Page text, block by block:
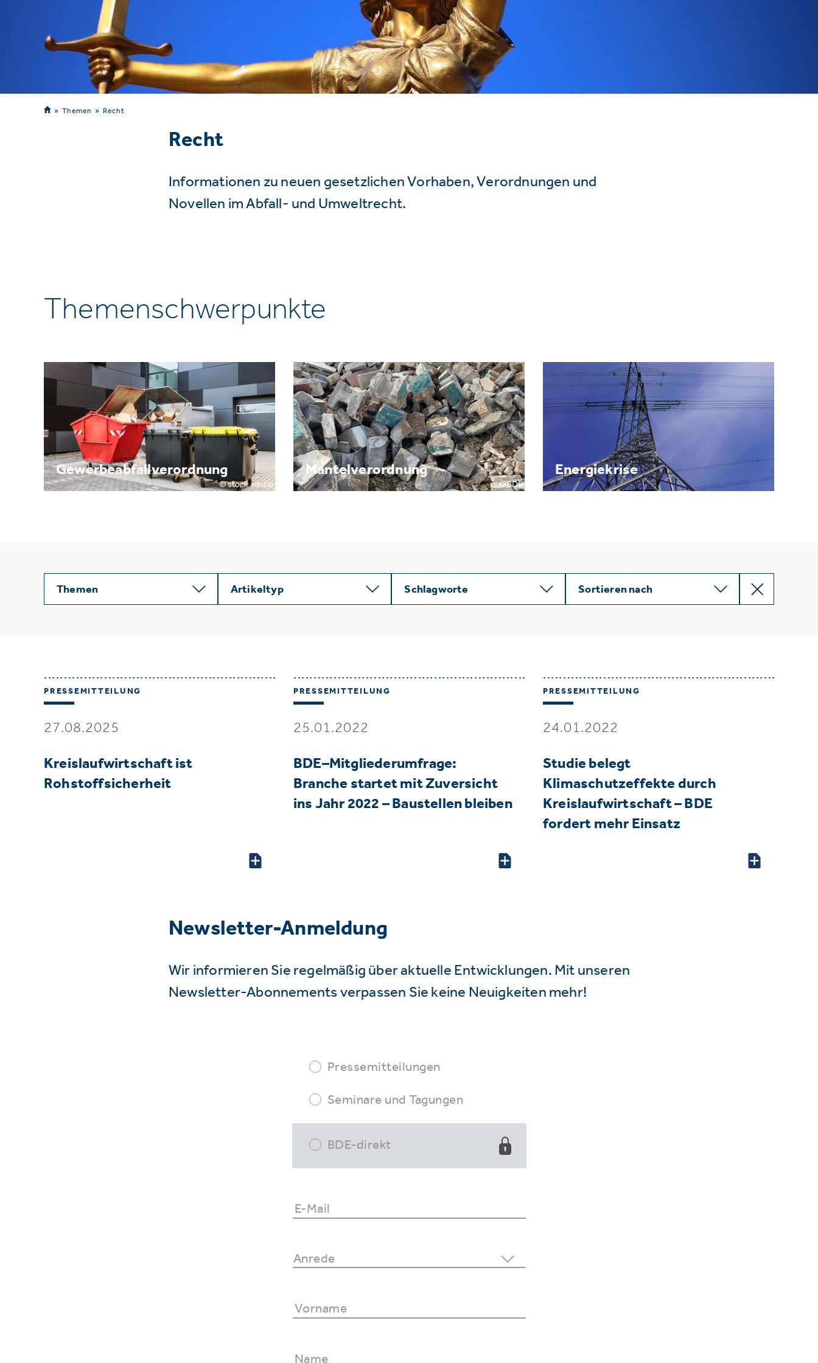
Themen Recht
Recht
Informationen zu neuen gesetzlichen Vorhaben, Verordnungen und
Novellen im Abfall- und Umweltrecht.
Themenschwerpunkte
Gewerbeabfallverordnung Mantelverordnung Energiekrise
Themen Artikeltyp Schlagworte Sortieren nach
PRESSEMITTEILUNG
27.08.2025
Kreislaufwirtschaft ist
Rohstoffsicherheit
PRESSEMITTEILUNG
25.01.2022
BDE–Mitgliederumfrage:
Branche startet mit Zuversicht
ins Jahr 2022 – Baustellen bleiben
PRESSEMITTEILUNG
24.01.2022
Studie belegt
Klimaschutzeffekte durch
Kreislaufwirtschaft – BDE
fordert mehr Einsatz
Newsletter-Anmeldung
Wir informieren Sie regelmäßig über aktuelle Entwicklungen. Mit unseren
Newsletter-Abonnements verpassen Sie keine Neuigkeiten mehr!
Pressemitteilungen
Seminare und Tagungen
BDE-direkt